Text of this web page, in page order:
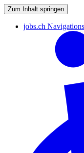
Zum Inhalt springen
jobs.ch